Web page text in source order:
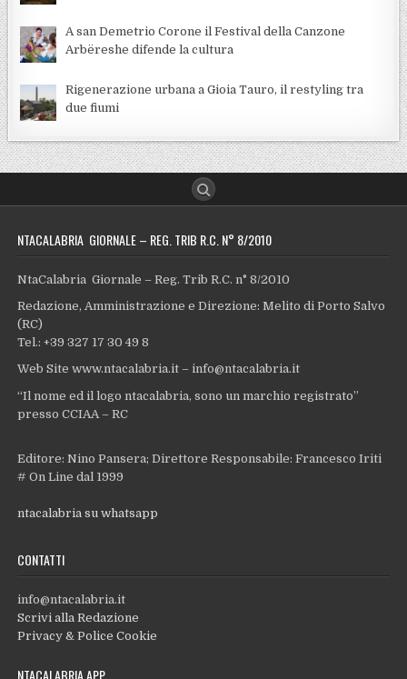
A san Demetrio Corone il Festival della Canzone
Arbëreshe difende la cultura
Rigenerazione urbana a Gioia Tauro, il restyling tra
due fiumi
NTACALABRIA GIORNALE – REG. TRIB R.C. N° 8/2010
NtaCalabria Giornale – Reg. Trib R.C. n° 8/2010
Redazione, Amministrazione e Direzione: Melito di Porto Salvo
(RC)
Tel.: +39 327 17 30 49 8
Web Site www.ntacalabria.it – info@ntacalabria.it
“Il nome ed il logo ntacalabria, sono un marchio registrato”
presso CCIAA – RC
Editore: Nino Pansera; Direttore Responsabile: Francesco Iriti
# On Line dal 1999
ntacalabria su whatsapp
CONTATTI
info@ntacalabria.it
Scrivi alla Redazione
Privacy & Police Cookie
NTACALABRIA APP